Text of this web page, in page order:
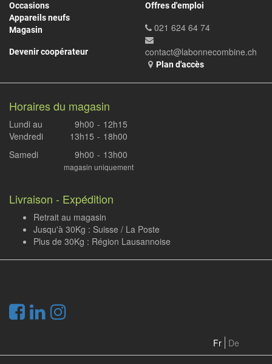
Occasions
Appareils neufs
Magasin
Devenir coopérateur
Offres d'emploi
021 624 64 74
contact@labonnecombine.ch
Plan d'accès
Horaires du magasin
Lundi au
Vendredi
9h00
13h15
-
-
12h15
18h00
Samedi
9h00 - 13h00
magasin uniquement
Livraison - Expédition
Retrait au magasin
Jusqu'à 30Kg : Suisse / La Poste
Plus de 30Kg : Région Lausannoise
Fr De